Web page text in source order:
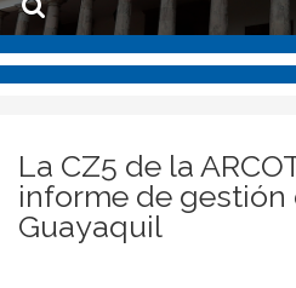
La CZ5 de la
informe de gestión
Guayaquil